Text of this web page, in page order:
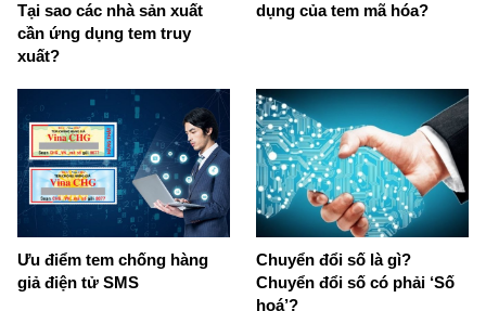
Tại sao các nhà sản xuất
cần ứng dụng tem truy
xuất?
dụng của tem mã hóa?
Ưu điểm tem chống hàng
giả điện tử SMS
Chuyển đổi số là gì?
Chuyển đổi số có phải ‘Số
hoá’?